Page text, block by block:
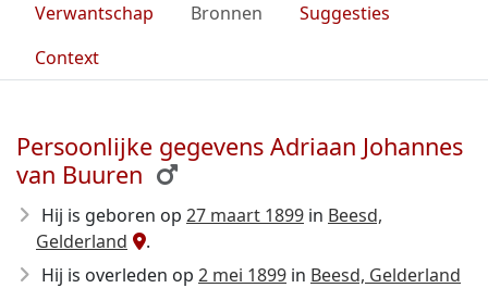
Verwantschap
Bronnen
Suggesties
Context
Persoonlijke gegevens Adriaan Johannes
van Buuren
Hij is geboren op 27 maart 1899 in Beesd,
Gelderland
.
Hij is overleden op 2 mei 1899 in Beesd, Gelderland